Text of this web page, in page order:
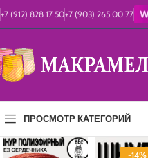
+7 (912) 828 17 50+7 (903) 265 00 77
ПРОСМОТР КАТЕГОРИЙ
-14%